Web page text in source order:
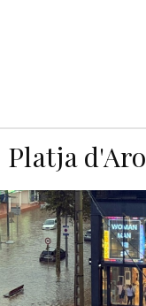
Platja d'Aro